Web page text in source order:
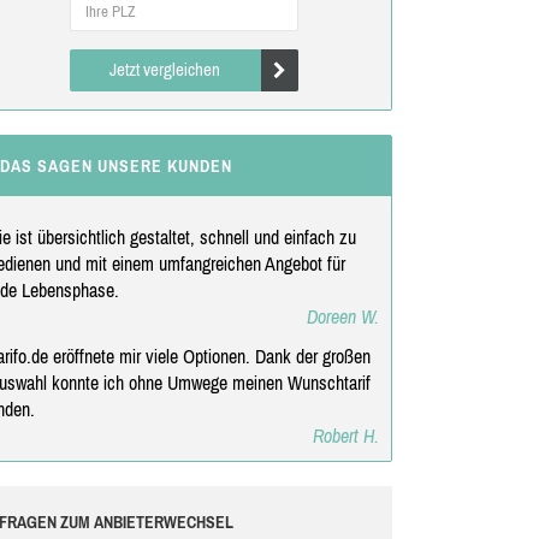
Jetzt vergleichen
DAS SAGEN UNSERE KUNDEN
ist übersichtlich gestaltet, schnell und einfach zu
und mit einem umfangreichen Angebot für
Lebensphase.
Doreen W.
eröffnete mir viele Optionen. Dank der großen
konnte ich ohne Umwege meinen Wunschtarif
Robert H.
FRAGEN ZUM ANBIETERWECHSEL